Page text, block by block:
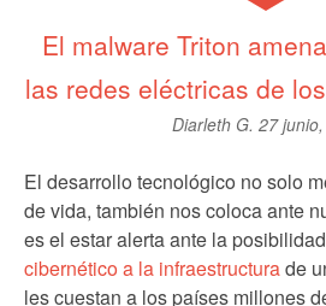
El malware Triton
las redes eléctricas de
Diarleth G. 27
El desarrollo tecnológico no solo
de vida, también nos coloca ante
es el estar alerta ante la
cibernético a la infraestructurade
les cuestan a los países millones